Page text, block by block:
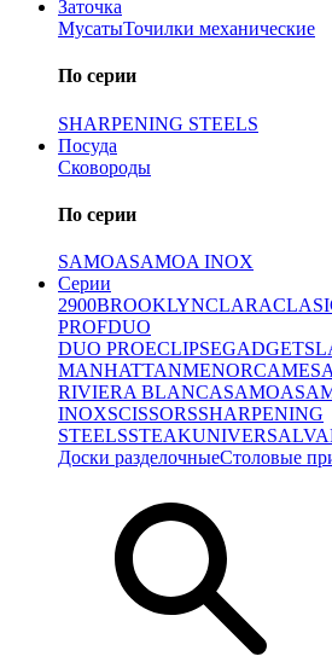
Заточка
МусатыТочилки механические
По серии
SHARPENING STEELS
Посуда
Сковороды
По серии
SAMOASAMOA INOX
Серии
2900BROOKLYNCLARA
PROFDUO
DUO PROECLIPSEGADGETS
MANHATTANMENORCAMESA
RIVIERA BLANCASAMOA
INOXSCISSORSSHARPENING
STEELSSTEAKUNIVERSAL
Доски разделочныеСтоловые